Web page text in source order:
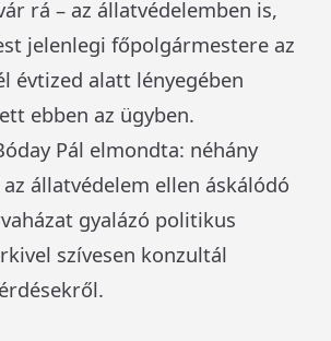
rá – az állatvédelemben is,
jelenlegi főpolgármestere az
évtized alatt lényegében
ebben az ügyben.
Pál elmondta: néhány
állatvédelem ellen áskálódó
gyalázó politikus
szívesen konzultál